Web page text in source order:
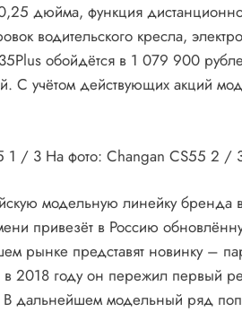
дюйма, функция
водительского кресла,
обойдётся в 1 079 900
С учётом действующих акций
1 / 3 На фото: Changan CS55 2 /
модельную линейку бренда
привезёт в Россию
рынке представят новинку –
2018 году он пережил первый
дальнейшем модельный ряд